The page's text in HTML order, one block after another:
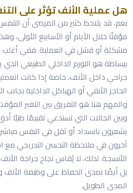
هل عملية الأنف تؤثر على
نعم، قد يلاحظ كثير من المرضى أن
مؤقتًا خلال الأيام أو الأسابيع الأولى،
مشكلة أو فشل في العملية. ففي أغلب
ببساطة هو التورم الداخلي الطبيعي
جراحي داخل الأنف، خاصة إذا كانت
الحاجز الأنفي أو الهياكل الداخلية بجانب
والمهم هنا هو التفريق بين التغير
وبين الحالات التي تستدعي تقييمًا
يشعرون بانسداد أو ثقل في النفس مباشرة
آخرون في ملاحظة التحسن التدريجي مع
الأنسجة. لذلك، لا يُقاس نجاح جراحة
بل أيضًا بمدى الحفاظ على وظيفة
المدى الطويل.